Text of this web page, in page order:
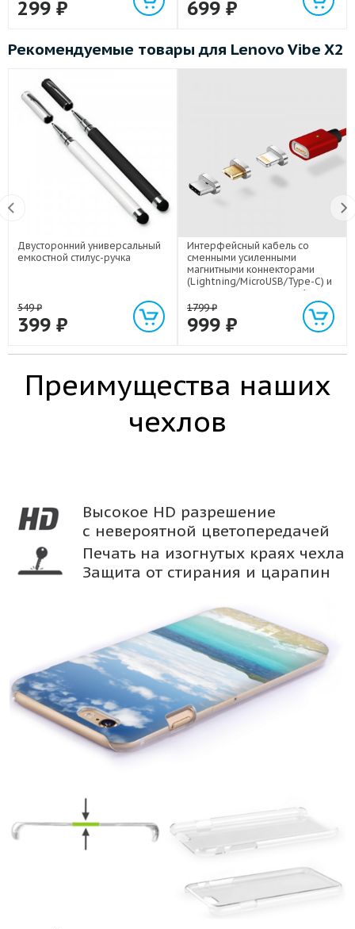
299 ₽ 699 ₽
Рекомендуемые товары для Lenovo Vibe X2
Двусторонний универсальный
емкостной стилус-ручка
549₽
399 ₽
Интерфейсный кабель со
сменными усиленными
магнитными коннекторами
(Lightning/MicroUSB/Type-C) и
световым индикатором 1м
1799₽
999 ₽
Преимущества наших
чехлов
Высокое HD разрешение
с невероятной цветопередачей
Печать на изогнутых краях чехла
Защита от стирания и царапин